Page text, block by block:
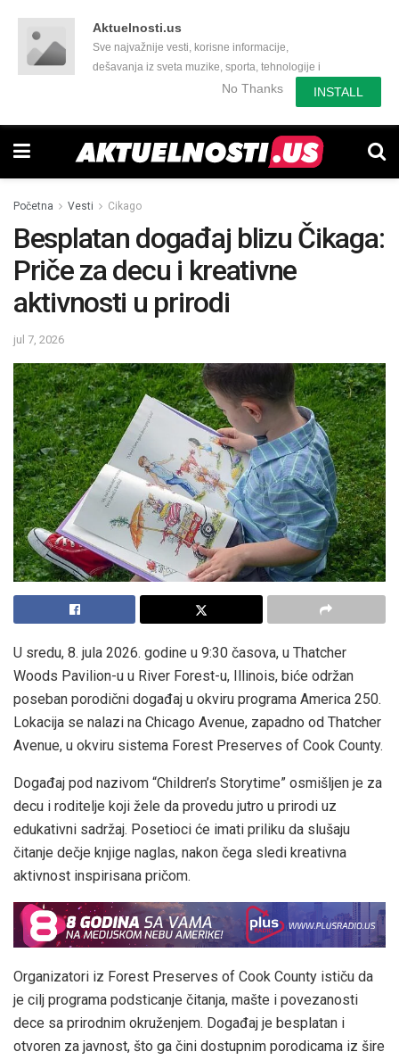
Aktuelnosti.us
Sve najvažnije vesti, korisne informacije,
dešavanja iz sveta muzike, sporta, tehnologije i
još mnogo toga zanimljivog.No Thanks INSTALL
Početna Vesti Cikago
Besplatan događaj blizu Čikaga:
Priče za decu i kreativne
aktivnosti u prirodi
jul 7, 2026
U sredu, 8. jula 2026. godine u 9:30 časova, u Thatcher
Woods Pavilion-u u River Forest-u, Illinois, biće održan
poseban porodični događaj u okviru programa America 250.
Lokacija se nalazi na Chicago Avenue, zapadno od Thatcher
Avenue, u okviru sistema Forest Preserves of Cook County.
Događaj pod nazivom “Children’s Storytime” osmišljen je za
decu i roditelje koji žele da provedu jutro u prirodi uz
edukativni sadržaj. Posetioci će imati priliku da slušaju
čitanje dečje knjige naglas, nakon čega sledi kreativna
aktivnost inspirisana pričom.
Organizatori iz Forest Preserves of Cook County ističu da
je cilj programa podsticanje čitanja, mašte i povezanosti
dece sa prirodnim okruženjem. Događaj je besplatan i
otvoren za javnost, što ga čini dostupnim porodicama iz šire